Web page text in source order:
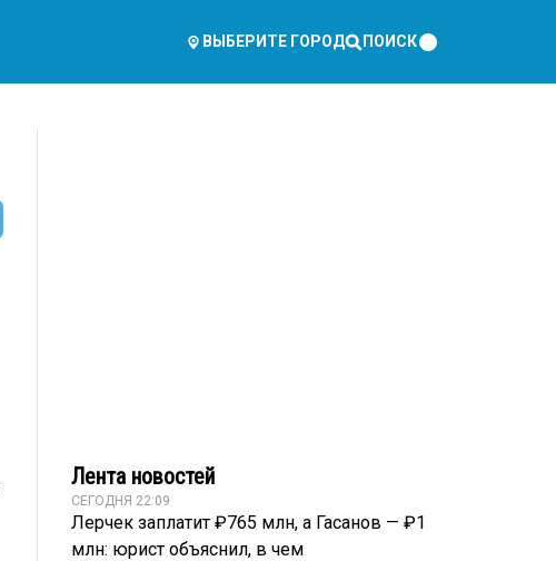
ВЫБЕРИТЕ ГОРОД ПОИСК
Лента новостей
СЕГОДНЯ 22:09
Лерчек заплатит ₽765 млн, а Гасанов — ₽1
млн: юрист объяснил, в чем